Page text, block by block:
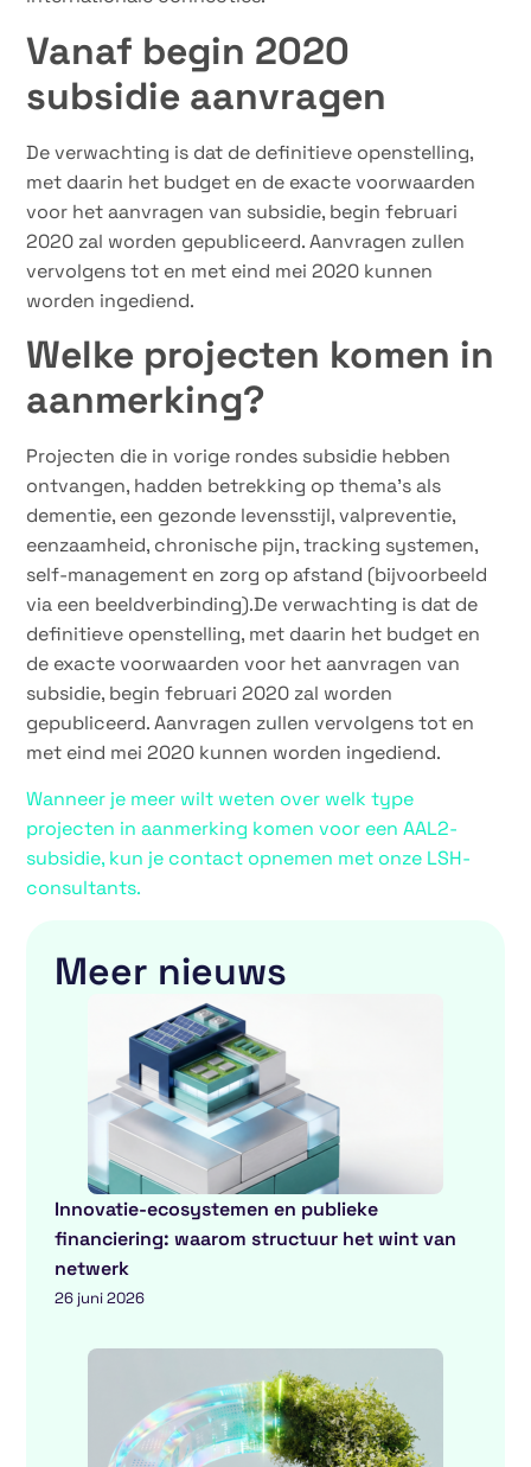
Vanaf begin 2020
subsidie aanvragen
De verwachting is dat de definitieve openstelling,
met daarin het budget en de exacte voorwaarden
voor het aanvragen van subsidie, begin februari
2020 zal worden gepubliceerd. Aanvragen zullen
vervolgens tot en met eind mei 2020 kunnen
worden ingediend.
Welke projecten komen in
aanmerking?
Projecten die in vorige rondes subsidie hebben
ontvangen, hadden betrekking op thema’s als
dementie, een gezonde levensstijl, valpreventie,
eenzaamheid, chronische pijn, tracking systemen,
self-management en zorg op afstand (bijvoorbeeld
via een beeldverbinding).De verwachting is dat de
definitieve openstelling, met daarin het budget en
de exacte voorwaarden voor het aanvragen van
subsidie, begin februari 2020 zal worden
gepubliceerd. Aanvragen zullen vervolgens tot en
met eind mei 2020 kunnen worden ingediend.
Wanneer je meer wilt weten over welk type
projecten in aanmerking komen voor een AAL2-
subsidie, kun je contact opnemen met onze LSH-
consultants.
Meer nieuws
Innovatie-ecosystemen en publieke
financiering: waarom structuur het wint van
netwerk
26 juni 2026